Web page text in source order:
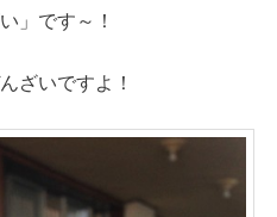
」です～！
ざいですよ！